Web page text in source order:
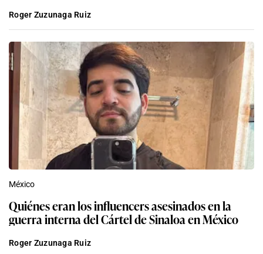
Roger Zuzunaga Ruiz
México
Quiénes eran los influencers asesinados en la
guerra interna del Cártel de Sinaloa en México
Roger Zuzunaga Ruiz